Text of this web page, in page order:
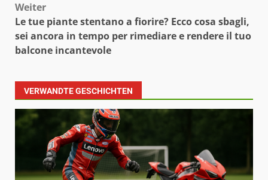
Weiter
Le tue piante stentano a fiorire? Ecco cosa sbagli,
sei ancora in tempo per rimediare e rendere il tuo
balcone incantevole
VERWANDTE GESCHICHTEN